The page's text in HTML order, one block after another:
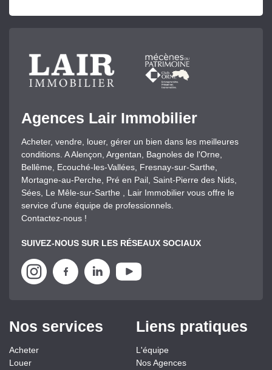
Agences Lair Immobilier
Acheter, vendre, louer, gérer un bien dans les meilleures
conditions. A Alençon, Argentan, Bagnoles de l'Orne,
Bellême, Ecouché-les-Vallées, Fresnay-sur-Sarthe,
Mortagne-au-Perche, Pré en Pail, Saint-Pierre des Nids,
Sées, Le Mêle-sur-Sarthe , Lair Immobilier vous offre le
service d'une équipe de professionnels.
Contactez-nous !
SUIVEZ-NOUS SUR LES RÉSEAUX SOCIAUX
Nos services
Acheter
Louer
Liens pratiques
L'équipe
Nos Agences